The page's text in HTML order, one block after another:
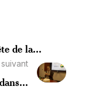
de la...